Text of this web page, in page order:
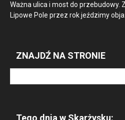
Ważna ulica i most do przebudowy.
Lipowe Pole przez rok jeździmy
ZNAJDŹ NA STRONIE
Tego dnia w Skarżysku: